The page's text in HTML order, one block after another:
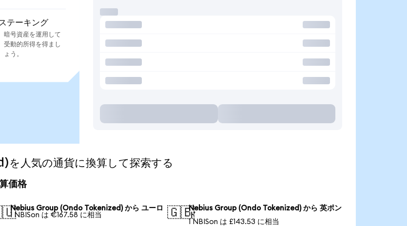
ステーキング
暗号資産を運用して
受動的所得を得まし
ょう。
気の通貨に換算して探索する
価格
Nebius Group (Ondo Tokenized) から ユーロ
1 NBISon は €167.58 に相当
🇬🇧Nebius Group (Ondo Tokenized) から 英ポン
ド
1 NBISon は £143.53 に相当